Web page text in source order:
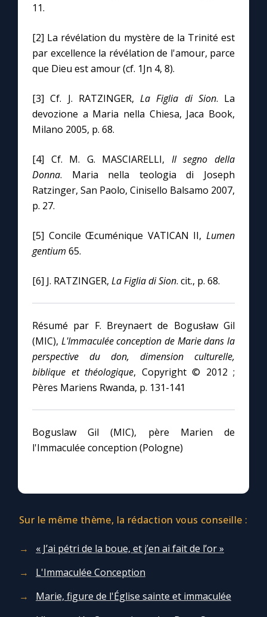
11.
[2] La révélation du mystère de la Trinité est
par excellence la révélation de l'amour, parce
que Dieu est amour (cf. 1Jn 4, 8).
[3] Cf. J. RATZINGER, La Figlia di Sion. La
devozione a Maria nella Chiesa, Jaca Book,
Milano 2005, p. 68.
[4] Cf. M. G. MASCIARELLI, Il segno della
Donna. Maria nella teologia di Joseph
Ratzinger, San Paolo, Cinisello Balsamo 2007,
p. 27.
[5] Concile Œcuménique VATICAN II, Lumen
gentium 65.
[6] J. RATZINGER, La Figlia di Sion. cit., p. 68.
Résumé par F. Breynaert de Bogusław Gil
(MIC), L'Immaculée conception de Marie dans la
perspective du don, dimension culturelle,
biblique et théologique, Copyright © 2012 ;
Pères Mariens Rwanda, p. 131-141
Boguslaw Gil (MIC), père Marien de
l'Immaculée conception (Pologne)
Sur le même thème, la rédaction vous conseille :
« J’ai pétri de la boue, et j’en ai fait de l’or »
L'Immaculée Conception
Marie, figure de l'Église sainte et immaculée